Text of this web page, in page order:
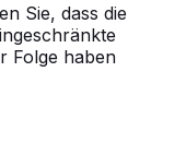
Sie, dass die
Folge haben